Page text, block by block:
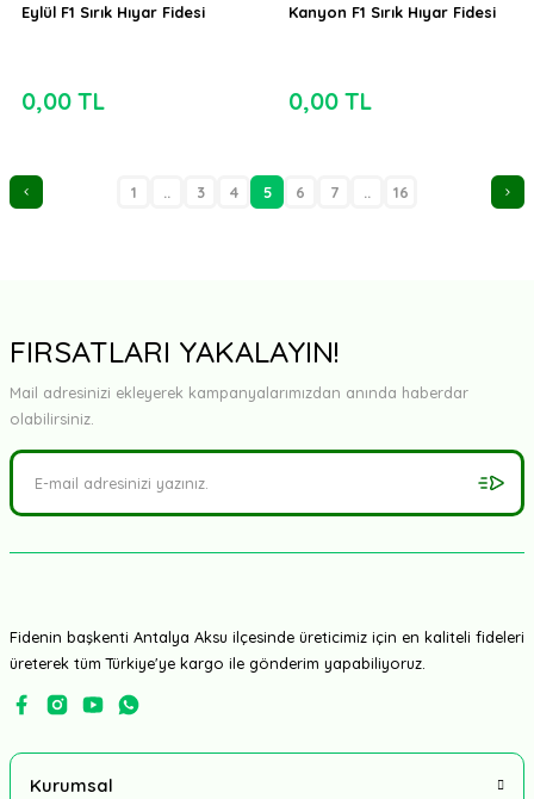
Eylül F1 Sırık Hıyar Fidesi
0,00 TL
Kanyon F1 Sırık Hıyar Fidesi
0,00 TL
1 .. 3 4 5 6 7 .. 16
FIRSATLARI YAKALAYIN!
Mail adresinizi ekleyerek kampanyalarımızdan anında haberdar
olabilirsiniz.
Fidenin başkenti Antalya Aksu ilçesinde üreticimiz için en kaliteli fideleri
üreterek tüm Türkiye'ye kargo ile gönderim yapabiliyoruz.
Kurumsal